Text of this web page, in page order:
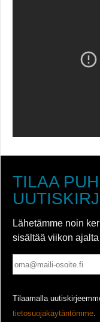
TILAA
Lähetämme noin
sisältää viikon
Tilaamalla
tietosuojakäytäntömme.